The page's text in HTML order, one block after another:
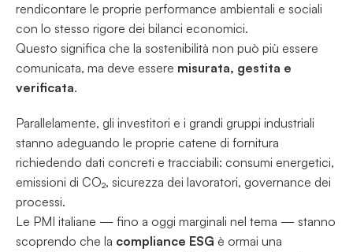
rendicontare le proprie performance ambientali e sociali
con lo stesso rigore dei bilanci economici.
Questo significa che la sostenibilità non può più essere
comunicata, ma deve essere misurata, gestita e
verificata.
Parallelamente, gli investitori e i grandi gruppi industriali
stanno adeguando le proprie catene di fornitura
richiedendo dati concreti e tracciabili: consumi energetici,
emissioni di CO₂, sicurezza dei lavoratori, governance dei
processi.
Le PMI italiane — fino a oggi marginali nel tema — stanno
scoprendo che la compliance ESG è ormai una